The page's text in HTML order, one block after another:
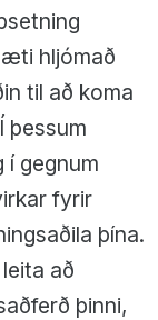
hljómað
til að koma
þessum
í gegnum
fyrir
þína.
að
þinni,